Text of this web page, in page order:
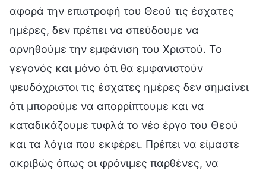
αφορά την επιστροφή του Θεού τις έσχατες
ημέρες, δεν πρέπει να σπεύδουμε να
αρνηθούμε την εμφάνιση του Χριστού. Το
γεγονός και μόνο ότι θα εμφανιστούν
ψευδόχριστοι τις έσχατες ημέρες δεν σημαίνει
ότι μπορούμε να απορρίπτουμε και να
καταδικάζουμε τυφλά το νέο έργο του Θεού
και τα λόγια που εκφέρει. Πρέπει να είμαστε
ακριβώς όπως οι φρόνιμες παρθένες, να